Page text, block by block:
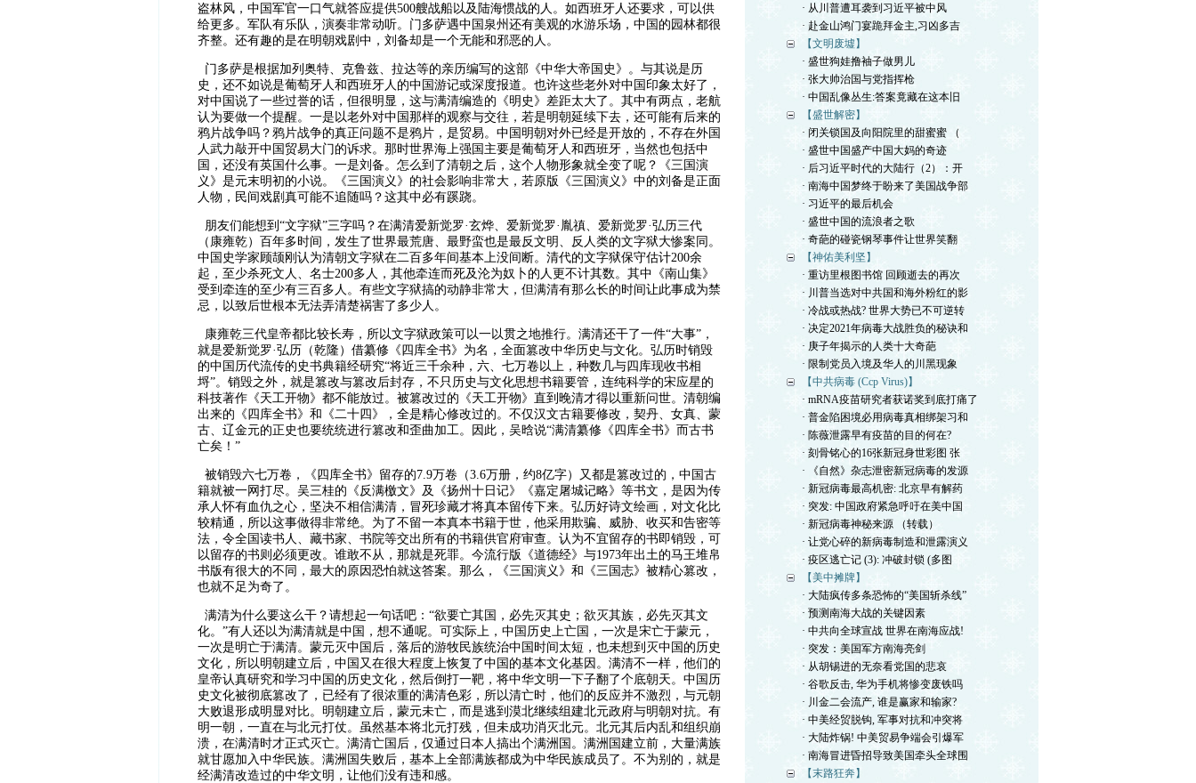
盗林风，中国军官一口气就答应提供500艘战船以及陆海惯战的人。如西班牙人还要求，可以供
给更多。军队有乐队，演奏非常动听。门多萨遇中国泉州还有美观的水游乐场，中国的园林都很
齐整。还有趣的是在明朝戏剧中，刘备却是一个无能和邪恶的人。
门多萨是根据加列奥特、克鲁兹、拉达等的亲历编写的这部《中华大帝国史》。与其说是历
史，还不如说是葡萄牙人和西班牙人的中国游记或深度报道。也许这些老外对中国印象太好了，
对中国说了一些过誉的话，但很明显，这与满清编造的《明史》差距太大了。其中有两点，老航
认为要做一个提醒。一是以老外对中国那样的观察与交往，若是明朝延续下去，还可能有后来的
鸦片战争吗？鸦片战争的真正问题不是鸦片，是贸易。中国明朝对外已经是开放的，不存在外国
人武力敲开中国贸易大门的诉求。那时世界海上强国主要是葡萄牙人和西班牙，当然也包括中
国，还没有英国什么事。一是刘备。怎么到了清朝之后，这个人物形象就全变了呢？《三国演
义》是元末明初的小说。《三国演义》的社会影响非常大，若原版《三国演义》中的刘备是正面
人物，民间戏剧真可能不追随吗？这其中必有蹊跷。
朋友们能想到“文字狱”三字吗？在满清爱新觉罗·玄烨、爱新觉罗·胤禛、爱新觉罗·弘历三代
（康雍乾）百年多时间，发生了世界最荒唐、最野蛮也是最反文明、反人类的文字狱大惨案同。
中国史学家顾颉刚认为清朝文字狱在二百多年间基本上没间断。清代的文字狱保守估计200余
起，至少杀死文人、名士200多人，其他牵连而死及沦为奴卜的人更不计其数。其中《南山集》
受到牵连的至少有三百多人。有些文字狱搞的动静非常大，但满清有那么长的时间让此事成为禁
忌，以致后世根本无法弄清楚祸害了多少人。
康雍乾三代皇帝都比较长寿，所以文字狱政策可以一以贯之地推行。满清还干了一件“大事”，
就是爱新觉罗·弘历（乾隆）借纂修《四库全书》为名，全面篡改中华历史与文化。弘历时销毁
的中国历代流传的史书典籍经研究“将近三千余种，六、七万卷以上，种数几与四库现收书相
埒”。销毁之外，就是篡改与篡改后封存，不只历史与文化思想书籍要管，连纯科学的宋应星的
科技著作《天工开物》都不能放过。被篡改过的《天工开物》直到晚清才得以重新问世。清朝编
出来的《四库全书》和《二十四》，全是精心修改过的。不仅汉文古籍要修改，契丹、女真、蒙
古、辽金元的正史也要统统进行篡改和歪曲加工。因此，吴晗说“满清纂修《四库全书》而古书
亡矣！”
被销毁六七万卷，《四库全书》留存的7.9万卷（3.6万册，约8亿字）又都是篡改过的，中国古
籍就被一网打尽。吴三桂的《反满檄文》及《扬州十日记》《嘉定屠城记略》等书文，是因为传
承人怀有血仇之心，坚决不相信满清，冒死珍藏才将真本留传下来。弘历好诗文绘画，对文化比
较精通，所以这事做得非常绝。为了不留一本真本书籍于世，他采用欺骗、威胁、收买和告密等
法，令全国读书人、藏书家、书院等交出所有的书籍供官府审查。认为不宜留存的书即销毁，可
以留存的书则必须更改。谁敢不从，那就是死罪。今流行版《道德经》与1973年出土的马王堆帛
书版有很大的不同，最大的原因恐怕就这答案。那么，《三国演义》和《三国志》被精心篡改，
也就不足为奇了。
满清为什么要这么干？请想起一句话吧：“欲要亡其国，必先灭其史；欲灭其族，必先灭其文
化。”有人还以为满清就是中国，想不通呢。可实际上，中国历史上亡国，一次是宋亡于蒙元，
一次是明亡于满清。蒙元灭中国后，落后的游牧民族统治中国时间太短，也未想到灭中国的历史
文化，所以明朝建立后，中国又在很大程度上恢复了中国的基本文化基因。满清不一样，他们的
皇帝认真研究和学习中国的历史文化，然后倒打一靶，将中华文明一下子翻了个底朝天。中国历
史文化被彻底篡改了，已经有了很浓重的满清色彩，所以清亡时，他们的反应并不激烈，与元朝
大败退形成明显对比。明朝建立后，蒙元未亡，而是逃到漠北继续组建北元政府与明朝对抗。有
明一朝，一直在与北元打仗。虽然基本将北元打残，但未成功消灭北元。北元其后内乱和组织崩
溃，在满清时才正式灭亡。满清亡国后，仅通过日本人搞出个满洲国。满洲国建立前，大量满族
就甘愿加入中华民族。满洲国失败后，基本上全部满族都成为中华民族成员了。不为别的，就是
经满清改造过的中华文明，让他们没有违和感。
· 从川普遭耳袭到习近平被中风
· 赴金山鸿门宴跪拜金主,习凶多吉
【文明废墟】
· 盛世狗娃撸袖子做男儿
· 张大帅治国与党指挥枪
· 中国乱像丛生:答案竟藏在这本旧
【盛世解密】
· 闭关锁国及向阳院里的甜蜜蜜 （
· 盛世中国盛产中国大妈的奇迹
· 后习近平时代的大陆行（2）：开
· 南海中国梦终于盼来了美国战争部
· 习近平的最后机会
· 盛世中国的流浪者之歌
· 奇葩的碰瓷钢琴事件让世界笑翻
【神佑美利坚】
· 重访里根图书馆 回顾逝去的再次
· 川普当选对中共国和海外粉红的影
· 冷战或热战? 世界大势已不可逆转
· 决定2021年病毒大战胜负的秘诀和
· 庚子年揭示的人类十大奇葩
· 限制党员入境及华人的川黑现象
【中共病毒 (Ccp Virus)】
· mRNA疫苗研究者获诺奖到底打痛了
· 普金陷困境必用病毒真相绑架习和
· 陈薇泄露早有疫苗的目的何在?
· 刻骨铭心的16张新冠身世彩图 张
· 《自然》杂志泄密新冠病毒的发源
· 新冠病毒最高机密: 北京早有解药
· 突发: 中国政府紧急呼吁在美中国
· 新冠病毒神秘来源 （转载）
· 让党心碎的新病毒制造和泄露演义
· 疫区逃亡记 (3): 冲破封锁 (多图
【美中摊牌】
· 大陆疯传多条恐怖的“美国斩杀线”
· 预测南海大战的关键因素
· 中共向全球宣战 世界在南海应战!
· 突发：美国军方南海亮剑
· 从胡锡进的无奈看党国的悲哀
· 谷歌反击, 华为手机将惨变废铁吗
· 川金二会流产, 谁是赢家和输家?
· 中美经贸脱钩, 军事对抗和冲突将
· 大陆炸锅! 中美贸易争端会引爆军
· 南海冒进昏招导致美国牵头全球围
【末路狂奔】